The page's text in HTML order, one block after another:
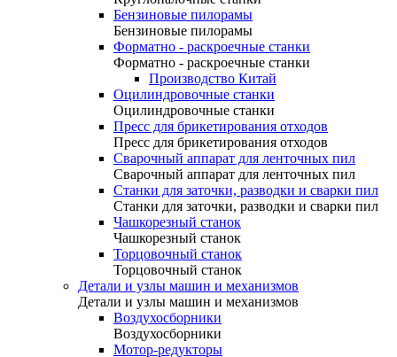
Бензиновые пилорамы
Бензиновые пилорамы
Форматно - раскроечные станки
Форматно - раскроечные станки
Производство Китай
Оцилиндровочные станки
Оцилиндровочные станки
Пресс для брикетирования отходов
Пресс для брикетирования отходов
Сварочный аппарат для ленточных пил
Сварочный аппарат для ленточных пил
Станки для заточки, разводки и сварки пил
Станки для заточки, разводки и сварки пил
Чашкорезный станок
Чашкорезный станок
Торцовочный станок
Торцовочный станок
Детали и узлы машин и механизмов
Детали и узлы машин и механизмов
Воздухосборники
Воздухосборники
Мотор-редукторы